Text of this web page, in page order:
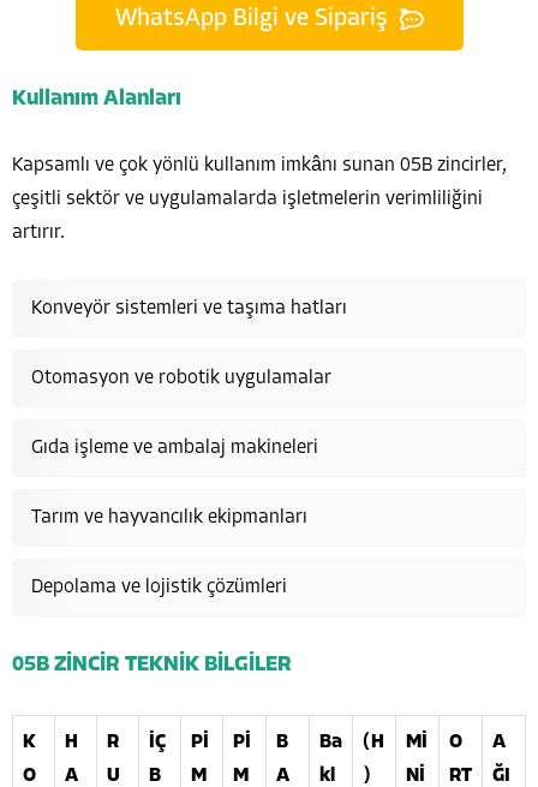
WhatsApp Bilgi ve Sipariş
Kullanım Alanları
Kapsamlı ve çok yönlü kullanım imkânı sunan 05B zincirler,
çeşitli sektör ve uygulamalarda işletmelerin verimliliğini
artırır.
Konveyör sistemleri ve taşıma hatları
Otomasyon ve robotik uygulamalar
Gıda işleme ve ambalaj makineleri
Tarım ve hayvancılık ekipmanları
Depolama ve lojistik çözümleri
05B ZİNCİR TEKNİK BİLGİLER
K
O
H
A
R
U
İÇ
B
Pİ
M
Pİ
M
B
A
Ba
kl
(H
)
Mİ
Nİ
O
RT
A
ĞI